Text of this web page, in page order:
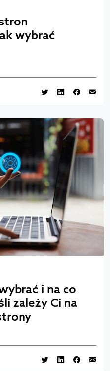
wybrać
i na co
zależy Ci na